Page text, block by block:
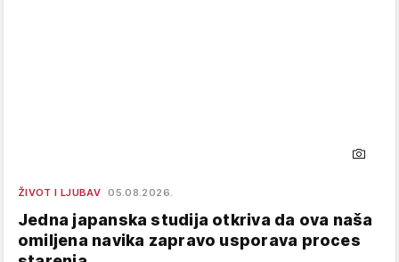
ŽIVOT I LJUBAV 05.08.2026.
Jedna japanska studija otkriva da ova naša
omiljena navika zapravo usporava proces